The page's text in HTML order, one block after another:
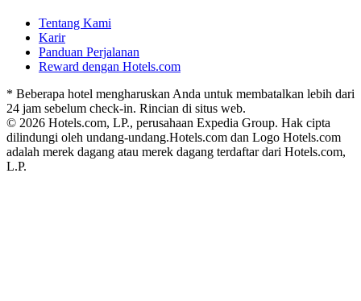
Tentang Kami
Karir
Panduan Perjalanan
Reward dengan Hotels.com
* Beberapa hotel mengharuskan Anda untuk membatalkan lebih dari
24 jam sebelum check-in. Rincian di situs web.
© 2026 Hotels.com, LP., perusahaan Expedia Group. Hak cipta
dilindungi oleh undang-undang.Hotels.com dan Logo Hotels.com
adalah merek dagang atau merek dagang terdaftar dari Hotels.com,
L.P.